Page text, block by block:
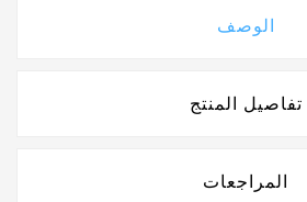
الوصف
تفاصيل المنتج
المراجعات